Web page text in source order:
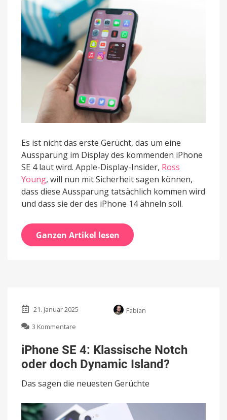
Aussparung
haben
wie
das
iPhone
14
Es ist nicht das erste Gerücht, das um eine
Aussparung im Display des kommenden iPhone
SE 4 laut wird. Apple-Display-Insider, Ross
Young, will nun mit Sicherheit sagen können,
dass diese Aussparung tatsächlich kommen wird
und dass sie der des iPhone 14 ähneln soll.
Ganzen Artikel lesen
21. Januar 2025
Fabian
3 Kommentare
SE
4:
Klassische
oder
Dynamic
Island?
iPhone SE 4: Klassische Notch
oder doch Dynamic Island?
Das sagen die neuesten Gerüchte